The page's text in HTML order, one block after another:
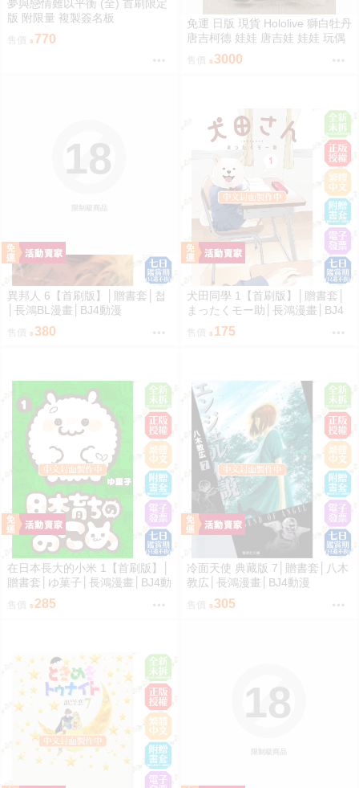
夢與戀情難以平衡 (全) 首刷限定
版 附限量 複製簽名板
770
免運 日版 現貨 Hololive 獅白牡丹
唐吉柯德 娃娃 唐吉娃 娃娃 玩偶
ドン・キホーテ もちどる 獅白ぼ
たん
售價 3000
限制級商品
18
異邦人 6【首刷版】│贈書套│첩
│長鴻BL漫畫│BJ4動漫
售價 380
犬田同學 1【首刷版】│贈書套│
まったくモー助│長鴻漫畫│BJ4
售價 175
在日本長大的小米 1【首刷版】│
贈書套│ゆ菓子│長鴻漫畫│BJ4動
285
冷面天使 典藏版 7│贈書套│八木
教広│長鴻漫畫│BJ4動漫
305
限制級商品
18